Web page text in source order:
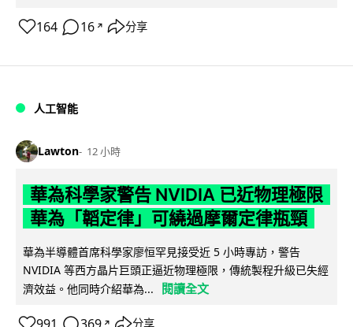
164 16 ↗ 分享
人工智能
Lawton 12 小時
華為科學家警告 NVIDIA 已近物理極限
華為「韜定律」可繞過摩爾定律瓶頸
華為半導體首席科學家廖恒罕見接受近 5 小時專訪，警告
NVIDIA 等西方晶片巨頭正逼近物理極限，傳統製程升級已失經
濟效益。他同時介紹華為...
閱讀全文
↗ 分享